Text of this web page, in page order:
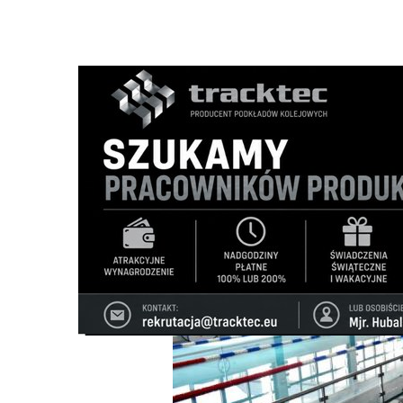
Ścieżka
nawigacyjna
Strona główna Wiadomości /Z życia miasta
Godziny
Z ŻYCIA MIASTA 06/07/2026/ 2 Komentarzy
Godziny otwarcia basenu skrócone.